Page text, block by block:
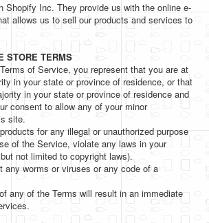
Shopify Inc. They provide us with the online e-
allows us to sell our products and services to
STORE TERMS
of Service, you represent that you are at
in your state or province of residence, or that
in your state or province of residence and
consent to allow any of your minor
site.
for any illegal or unauthorized purpose
of the Service, violate any laws in your
not limited to copyright laws).
any worms or viruses or any code of a
any of the Terms will result in an immediate